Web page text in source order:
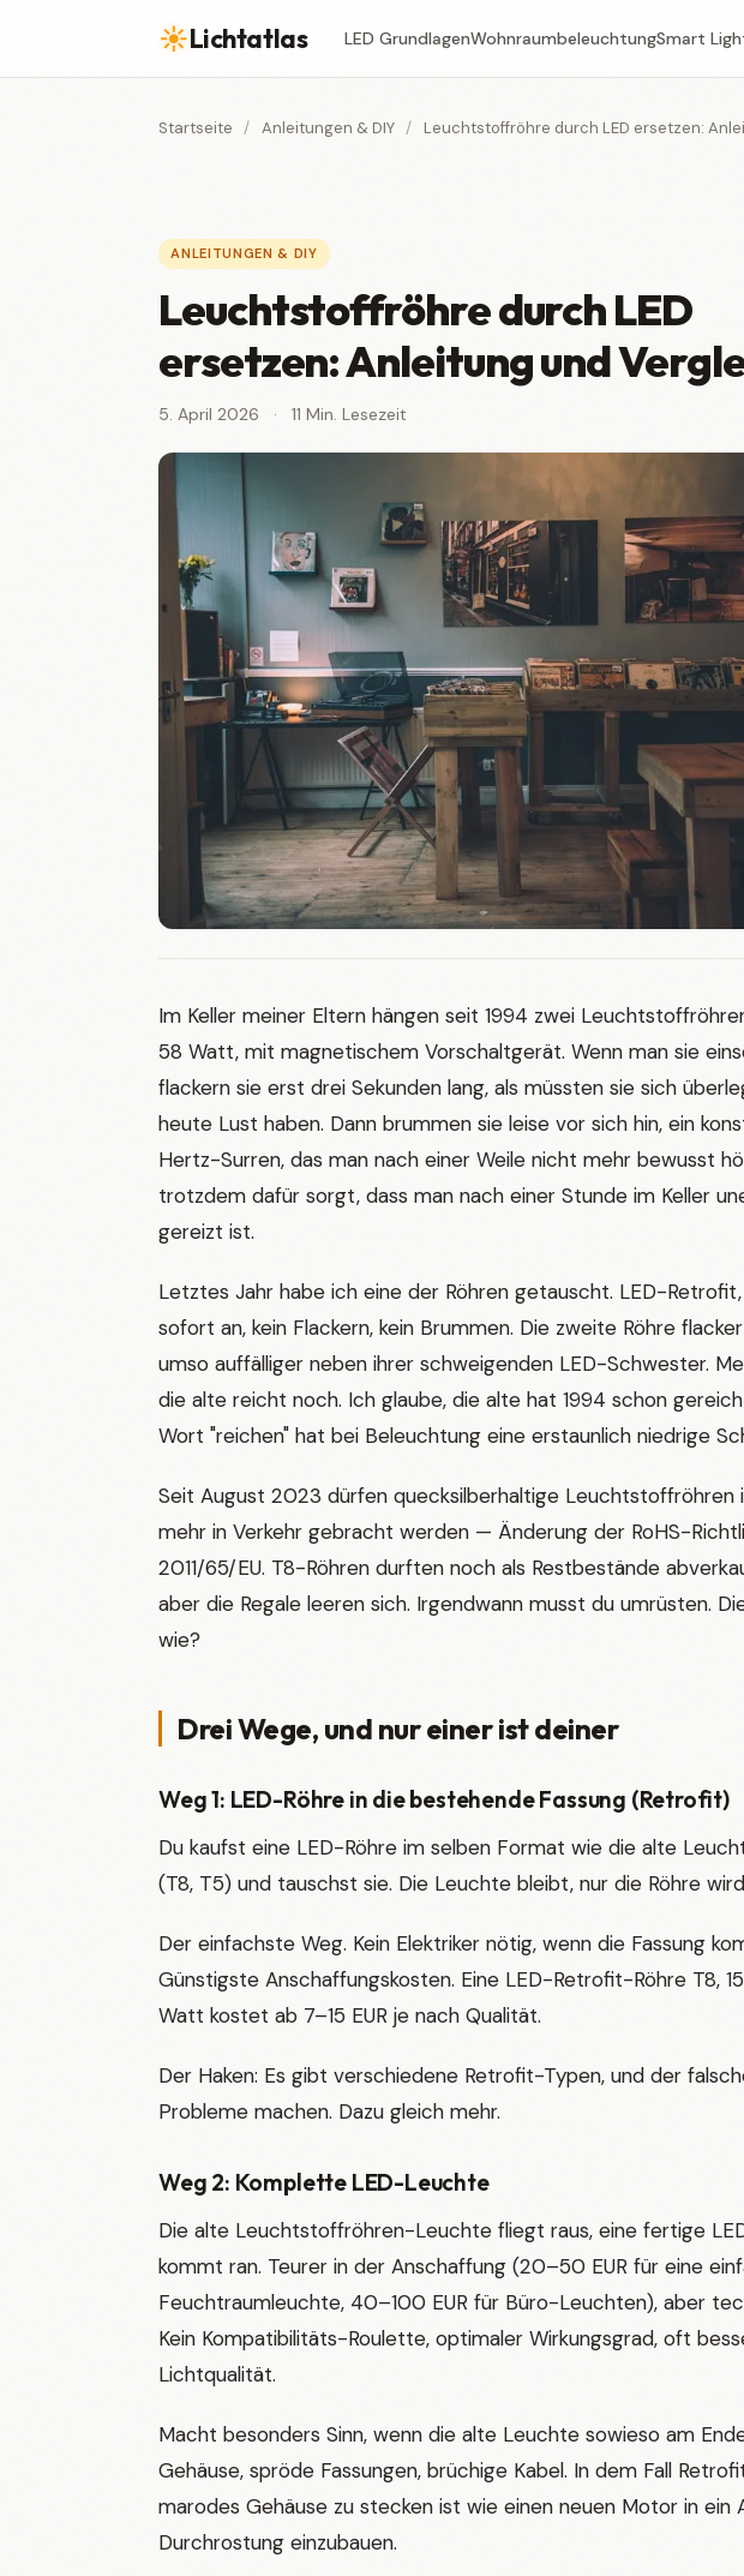
☀Lichtatlas LED GrundlagenWohnraumbeleuchtungSmart
Startseite / Anleitungen & DIY / Leuchtstoffröhre durch LED ersetzen:
ANLEITUNGEN & DIY
Leuchtstoffröhre durch LED
ersetzen: Anleitung und
5. April 2026 · 11 Min. Lesezeit
Im Keller meiner Eltern hängen seit 1994 zwei
58 Watt, mit magnetischem Vorschaltgerät. Wenn man sie
flackern sie erst drei Sekunden lang, als müssten sie sich
heute Lust haben. Dann brummen sie leise vor sich hin, ein
Hertz-Surren, das man nach einer Weile nicht mehr bewusst
trotzdem dafür sorgt, dass man nach einer Stunde im Keller
gereizt ist.
Letztes Jahr habe ich eine der Röhren getauscht. LED-
sofort an, kein Flackern, kein Brummen. Die zweite Röhre
umso auffälliger neben ihrer schweigenden LED-Schwester.
die alte reicht noch. Ich glaube, die alte hat 1994 schon
Wort "reichen" hat bei Beleuchtung eine erstaunlich niedrige
Seit August 2023 dürfen quecksilberhaltige Leuchtstoffröhren
mehr in Verkehr gebracht werden — Änderung der RoHS-
2011/65/EU. T8-Röhren durften noch als Restbestände
aber die Regale leeren sich. Irgendwann musst du umrüsten.
wie?
Drei Wege, und nur einer ist deiner
Weg 1: LED-Röhre in die bestehende Fassung (Retrofit)
Du kaufst eine LED-Röhre im selben Format wie die alte
(T8, T5) und tauschst sie. Die Leuchte bleibt, nur die Röhre
Der einfachste Weg. Kein Elektriker nötig, wenn die Fassung
Günstigste Anschaffungskosten. Eine LED-Retrofit-Röhre T8,
Watt kostet ab 7–15 EUR je nach Qualität.
Der Haken: Es gibt verschiedene Retrofit-Typen, und der
Probleme machen. Dazu gleich mehr.
Weg 2: Komplette LED-Leuchte
Die alte Leuchtstoffröhren-Leuchte fliegt raus, eine fertige
kommt ran. Teurer in der Anschaffung (20–50 EUR für eine
Feuchtraumleuchte, 40–100 EUR für Büro-Leuchten), aber
Kein Kompatibilitäts-Roulette, optimaler Wirkungsgrad, oft
Lichtqualität.
Macht besonders Sinn, wenn die alte Leuchte sowieso am
Gehäuse, spröde Fassungen, brüchige Kabel. In dem Fall
marodes Gehäuse zu stecken ist wie einen neuen Motor in ein
Durchrostung einzubauen.